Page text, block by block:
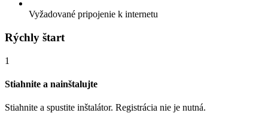
Vyžadované pripojenie k internetu
Rýchly štart
1
Stiahnite a nainštalujte
Stiahnite a spustite inštalátor. Registrácia nie je nutná.